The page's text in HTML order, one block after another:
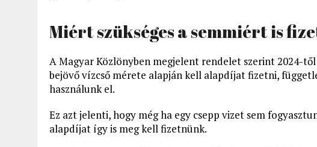
Miért szükséges a semmiért is
A Magyar Közlönyben megjelent rendelet szerint 2024-
bejövő vízcső mérete alapján kell alapdíjat fizetni,
használunk el.
Ez azt jelenti, hogy még ha egy csepp vizet sem
alapdíjat így is meg kell fizetnünk.